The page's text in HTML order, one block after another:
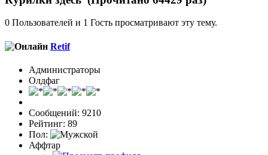
0 Пользователей и 1 Гость просматривают эту тему.
Retif
Администраторы
Олдфаг
Сообщений: 9210
Рейтинг: 89
Пол:
Аффтар